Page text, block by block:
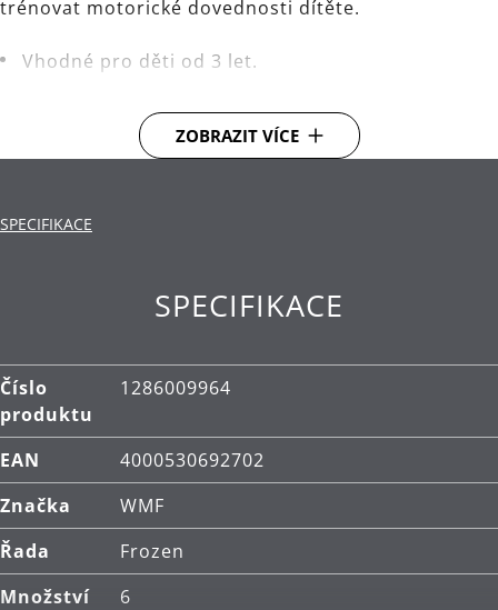
trénovat motorické dovednosti dítěte.
Vhodné pro děti od 3 let.
Cromargan®.
ZOBRAZIT VÍCE
SPECIFIKACE
SPECIFIKACE
Číslo
produktu
1286009964
EAN
4000530692702
Značka
WMF
Řada
Frozen
Množství
6